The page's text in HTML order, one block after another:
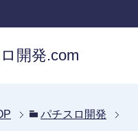
開発.com
パチスロ開発